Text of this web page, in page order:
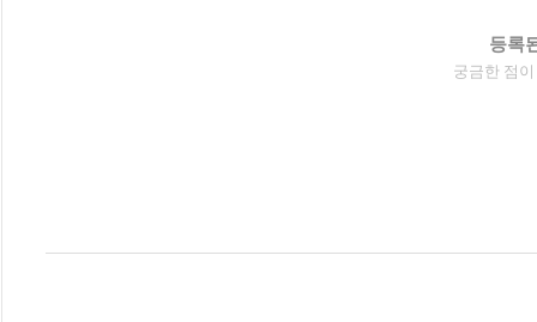
등록
궁금한 점